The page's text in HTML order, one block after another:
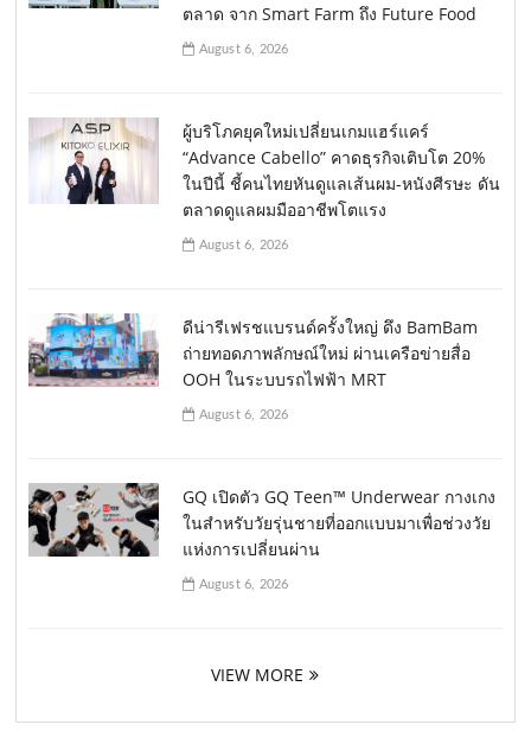
ตลาด จาก Smart Farm ถึง Future Food
August 6, 2026
ผู้บริโภคยุคใหม่เปลี่ยนเกมแฮร์แคร์
“Advance Cabello” คาดธุรกิจเติบโต 20%
ในปีนี้ ชี้คนไทยหันดูแลเส้นผม-หนังศีรษะ ดัน
ตลาดดูแลผมมืออาชีพโตแรง
August 6, 2026
ดีน่ารีเฟรชแบรนด์ครั้งใหญ่ ดึง BamBam
ถ่ายทอดภาพลักษณ์ใหม่ ผ่านเครือข่ายสื่อ
OOH ในระบบรถไฟฟ้า MRT
August 6, 2026
GQ เปิดตัว GQ Teen™ Underwear กางเกง
ในสำหรับวัยรุ่นชายที่ออกแบบมาเพื่อช่วงวัย
แห่งการเปลี่ยนผ่าน
August 6, 2026
VIEW MORE